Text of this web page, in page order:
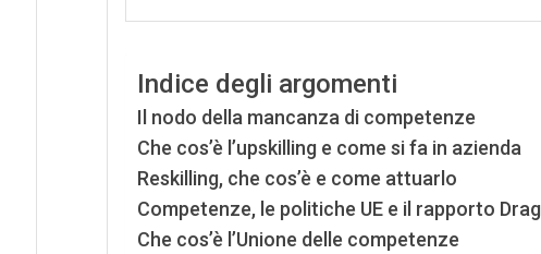
Indice degli argomenti
Il nodo della mancanza di competenze
Che cos’è l’upskilling e come si fa in azienda
Reskilling, che cos’è e come attuarlo
Competenze, le politiche UE e il rapporto
Che cos’è l’Unione delle competenze